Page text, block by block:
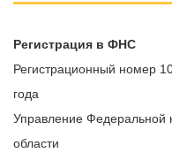
Регистрация в ФНС
Регистрационный номер
года
Управление Федеральной
области